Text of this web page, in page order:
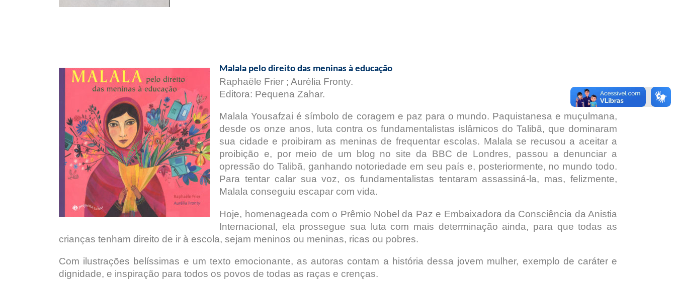
Malala pelo direito das meninas à educação
Raphaële Frier ; Aurélia Fronty.
Editora: Pequena Zahar.
Malala Yousafzai é símbolo de coragem e paz para o mundo. Paquistanesa e muçulmana,
desde os onze anos, luta contra os fundamentalistas islâmicos do Talibã, que dominaram
sua cidade e proibiram as meninas de frequentar escolas. Malala se recusou a aceitar a
proibição e, por meio de um blog no site da BBC de Londres, passou a denunciar a
opressão do Talibã, ganhando notoriedade em seu país e, posteriormente, no mundo todo.
Para tentar calar sua voz, os fundamentalistas tentaram assassiná-la, mas, felizmente,
Malala conseguiu escapar com vida.
Hoje, homenageada com o Prêmio Nobel da Paz e Embaixadora da Consciência da Anistia
Internacional, ela prossegue sua luta com mais determinação ainda, para que todas as
crianças tenham direito de ir à escola, sejam meninos ou meninas, ricas ou pobres.
Com ilustrações belíssimas e um texto emocionante, as autoras contam a história dessa jovem mulher, exemplo de caráter e
dignidade, e inspiração para todos os povos de todas as raças e crenças.